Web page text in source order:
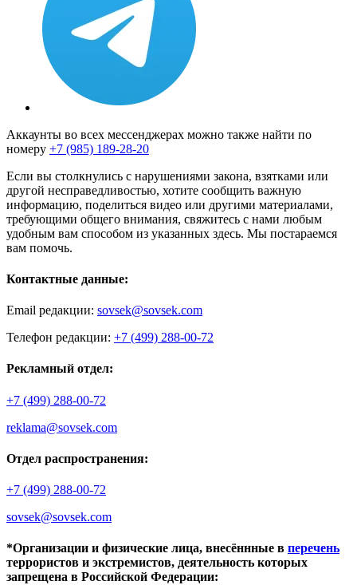
Аккаунты во всех мессенджерах можно также найти по
номеру +7 (985) 189-28-20
Если вы столкнулись с нарушениями закона, взятками или
другой несправедливостью, хотите сообщить важную
информацию, поделиться видео или другими материалами,
требующими общего внимания, свяжитесь с нами любым
удобным вам способом из указанных здесь. Мы постараемся
вам помочь.
Контактные данные:
Email редакции: sovsek@sovsek.com
Телефон редакции: +7 (499) 288-00-72
Рекламный отдел:
+7 (499) 288-00-72
reklama@sovsek.com
Отдел распространения:
+7 (499) 288-00-72
sovsek@sovsek.com
*Организации и физические лица, внесённные в перечень
террористов и экстремистов, деятельность которых
запрещена в Российской Федерации: